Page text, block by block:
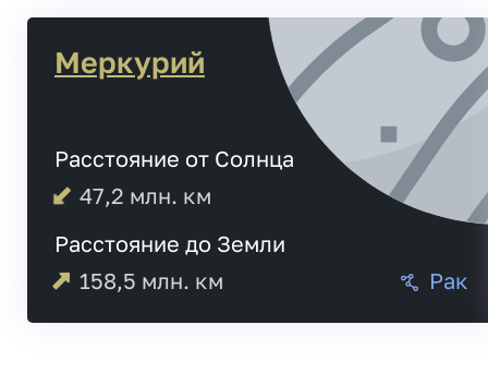
Меркурий
Расстояние от Солнца
47,2 млн. км
Расстояние до Земли
158,5 млн. км Рак